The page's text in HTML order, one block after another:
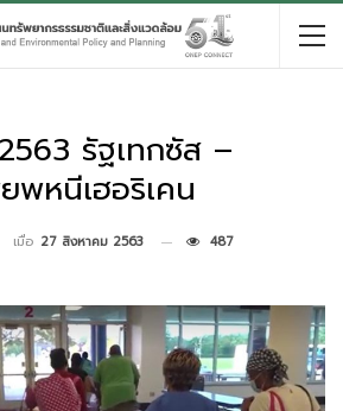
รัฐเทกซัส –
พหนีเฮอริเคน
เมื่อ 27 สิงหาคม 2563 487